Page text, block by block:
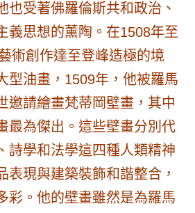
也受著佛羅倫斯共和政治、
義思想的薰陶。在1508年至
術創作達至登峰造極的境
型油畫，1509年，他被羅馬
邀請繪畫梵蒂岡壁畫，其中
最為傑出。這些壁畫分別代
詩學和法學這四種人類精神
表現與建築裝飾和諧整合，
彩。他的壁畫雖然是為羅馬